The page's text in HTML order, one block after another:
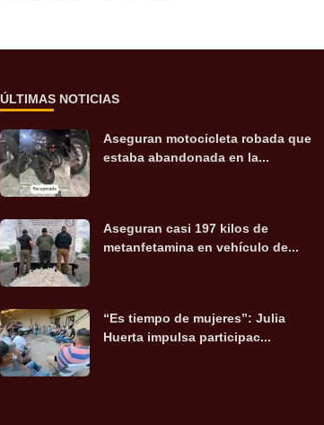
ÚLTIMAS NOTICIAS
Aseguran motocicleta robada que
estaba abandonada en la...
Aseguran casi 197 kilos de
metanfetamina en vehículo de...
“Es tiempo de mujeres”: Julia
Huerta impulsa participac...